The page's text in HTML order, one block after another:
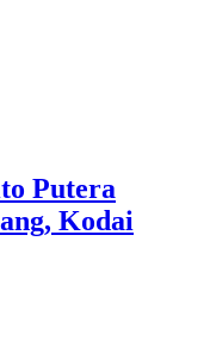
Putera
Kodai